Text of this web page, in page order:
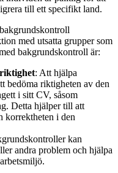
till ett specifikt land.
med utsatta grupper som
bakgrundskontroll är:
: Att hjälpa
bedöma riktigheten av den
i sitt CV, såsom
Detta hjälper till att
korrektheten i den
kan
andra problem och hjälpa